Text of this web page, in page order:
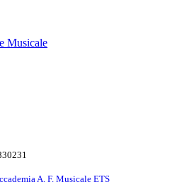
Musicale
A. F. Musicale ETS